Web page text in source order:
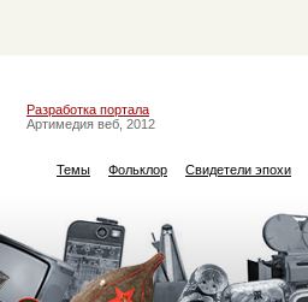
Разработка портала
Артимедия веб, 2012
Темы Фольклор Свидетели эпохи